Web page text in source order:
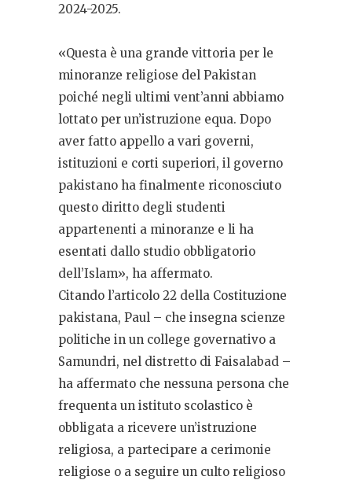
2024-2025.
«Questa è una grande vittoria per le
minoranze religiose del Pakistan
poiché negli ultimi vent’anni abbiamo
lottato per un’istruzione equa. Dopo
aver fatto appello a vari governi,
istituzioni e corti superiori, il governo
pakistano ha finalmente riconosciuto
questo diritto degli studenti
appartenenti a minoranze e li ha
esentati dallo studio obbligatorio
dell’Islam», ha affermato.
Citando l’articolo 22 della Costituzione
pakistana, Paul – che insegna scienze
politiche in un college governativo a
Samundri, nel distretto di Faisalabad –
ha affermato che nessuna persona che
frequenta un istituto scolastico è
obbligata a ricevere un’istruzione
religiosa, a partecipare a cerimonie
religiose o a seguire un culto religioso